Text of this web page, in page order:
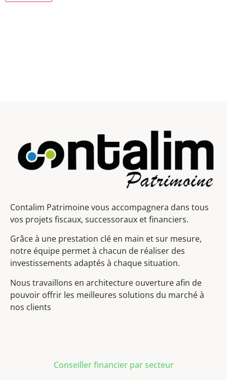
Contalim Patrimoine vous accompagnera dans tous
vos projets fiscaux, successoraux et financiers.
Grâce à une prestation clé en main et sur mesure,
notre équipe permet à chacun de réaliser des
investissements adaptés à chaque situation.
Nous travaillons en architecture ouverture afin de
pouvoir offrir les meilleures solutions du marché à
nos clients
Conseiller financier par secteur